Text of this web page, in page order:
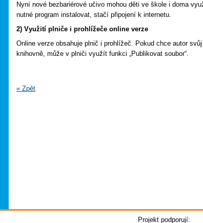
Nyní nové bezbariérové učivo mohou děti ve škole i doma
nutné program instalovat, stačí připojení k internetu.
2) Využití plniče i prohlížeče online verze
Online verze obsahuje plnič i prohlížeč. Pokud chce autor
knihovně, může v plniči využít funkci „Publikovat soubor“.
« Zpět
Projekt podporují: